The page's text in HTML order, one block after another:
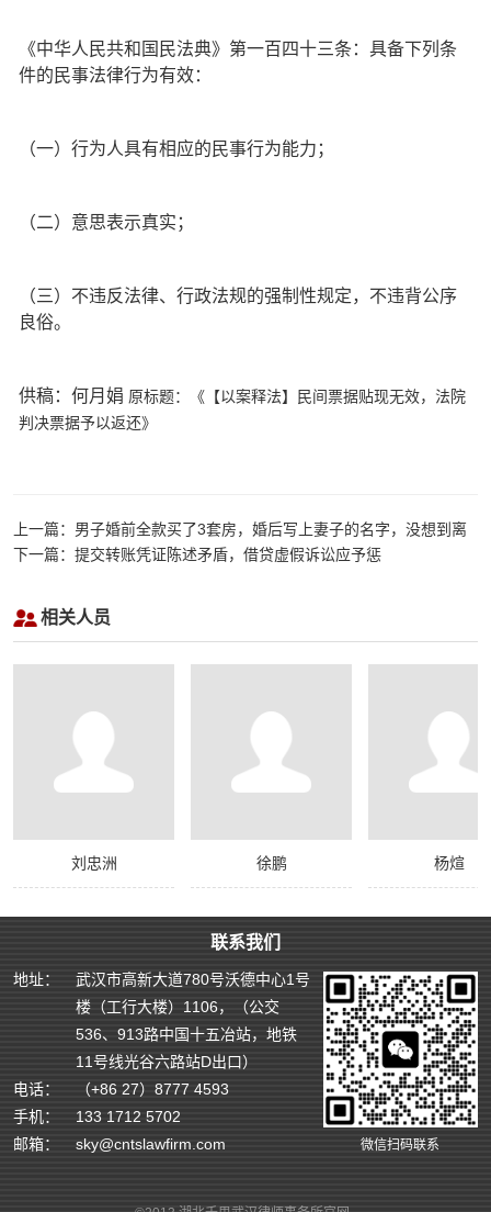
《中华人民共和国民法典》第一百四十三条：具备下列条
件的民事法律行为有效：
（一）行为人具有相应的民事行为能力；
（二）意思表示真实；
（三）不违反法律、行政法规的强制性规定，不违背公序
良俗。
供稿：何月娟 原标题：《【以案释法】民间票据贴现无效，法院
判决票据予以返还》
上一篇：男子婚前全款买了3套房，婚后写上妻子的名字，没想到离
婚时是这样分割
下一篇：提交转账凭证陈述矛盾，借贷虚假诉讼应予惩
相关人员
刘忠洲 徐鹏 杨煊
联系我们
地址：
武汉市高新大道780号沃德中心1号
楼（工行大楼）1106，（公交
536、913路中国十五冶站，地铁
11号线光谷六路站D出口）
电话：
（+86 27）8777 4593
手机：
133 1712 5702
邮箱：
sky@cntslawfirm.com 微信扫码联系